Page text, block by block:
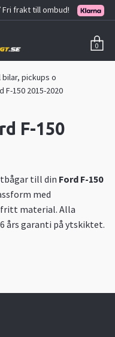
Fri frakt till ombud!
0
pickups o
F-150 2015-2020
F-150
till din Ford F-150
med
material. Alla
års garanti på ytskiktet.